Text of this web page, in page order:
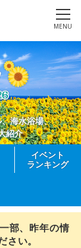
MENU
海水浴場、
紹介
イベント
ランキング
部、昨年の情
い。